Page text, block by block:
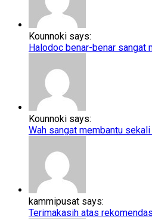
Kounnoki says:
Halodoc benar-benar sangat
Kounnoki says:
Wah sangat membantu
kammipusat says:
Terimakasih atas